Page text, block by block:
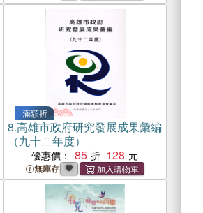
滿額折
8.高雄市政府研究發展成果彙編
（九十二年度）
優惠價： 85 128
無庫存